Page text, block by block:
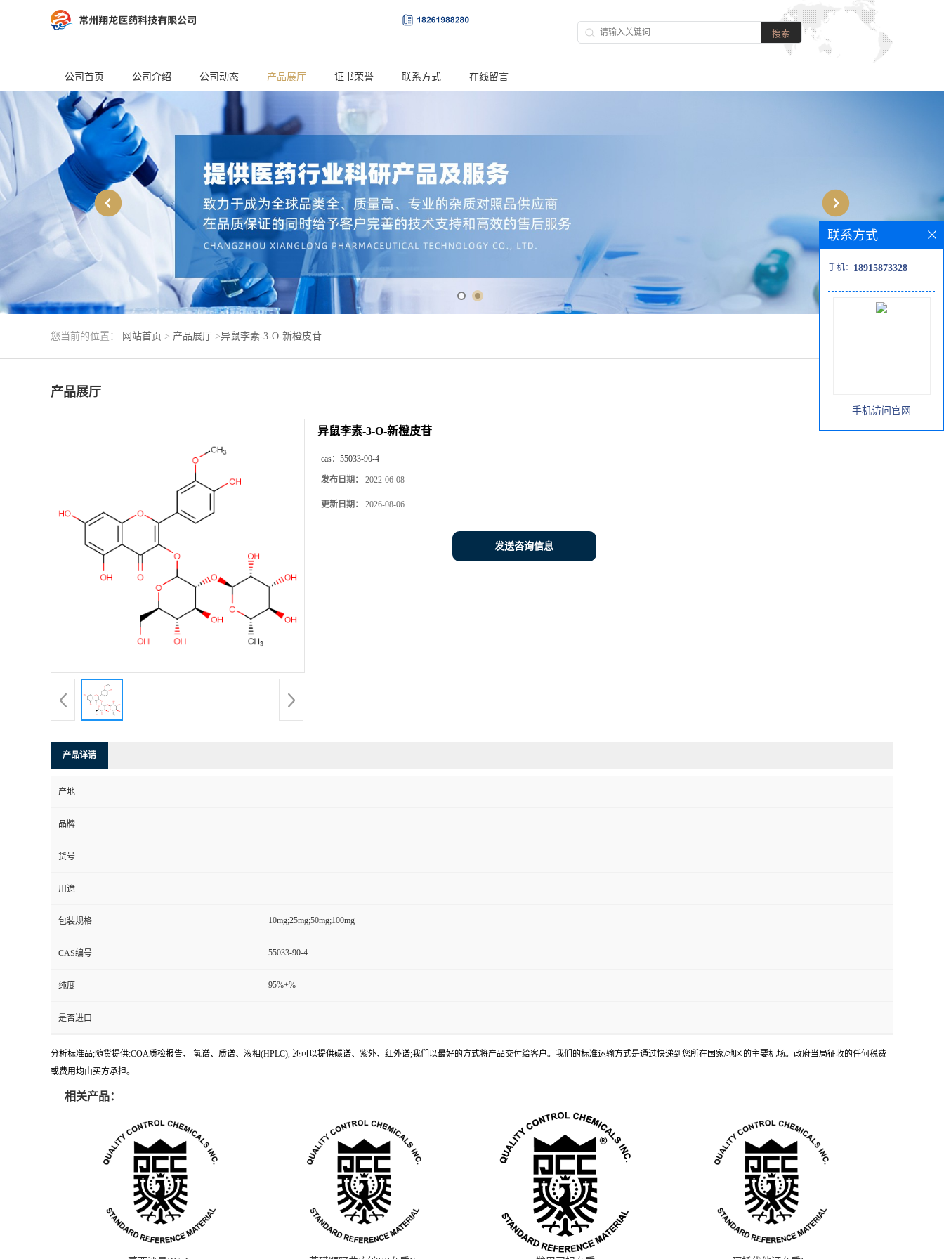
公司首页 公司介绍 公司动态 产品展厅 证书荣誉 联系方式 在线留言
您当前的位置： 网站首页 > 产品展厅 >异鼠李素-3-O-新橙皮苷
产品展厅
异鼠李素-3-O-新橙皮苷
cas： 55033-90-4
发布日期： 2022-06-08
更新日期： 2026-08-06
发送咨询信息
产品详请
产地
品牌
货号
用途
包装规格 10mg;25mg;50mg;100mg
CAS编号 55033-90-4
纯度 95%+%
是否进口
分析标准品;随货提供:COA质检报告、 氢谱、质谱、液相(HPLC), 还可以提供碳谱、紫外、红外谱;我们以最好的方式将产品交付给客户。我们的标准运输方式是通过快递到您所在国家/地区的主要机场。政府当局征收的任何税费
或费用均由买方承担。
相关产品：
联系方式
手机： 18915873328
手机访问官网